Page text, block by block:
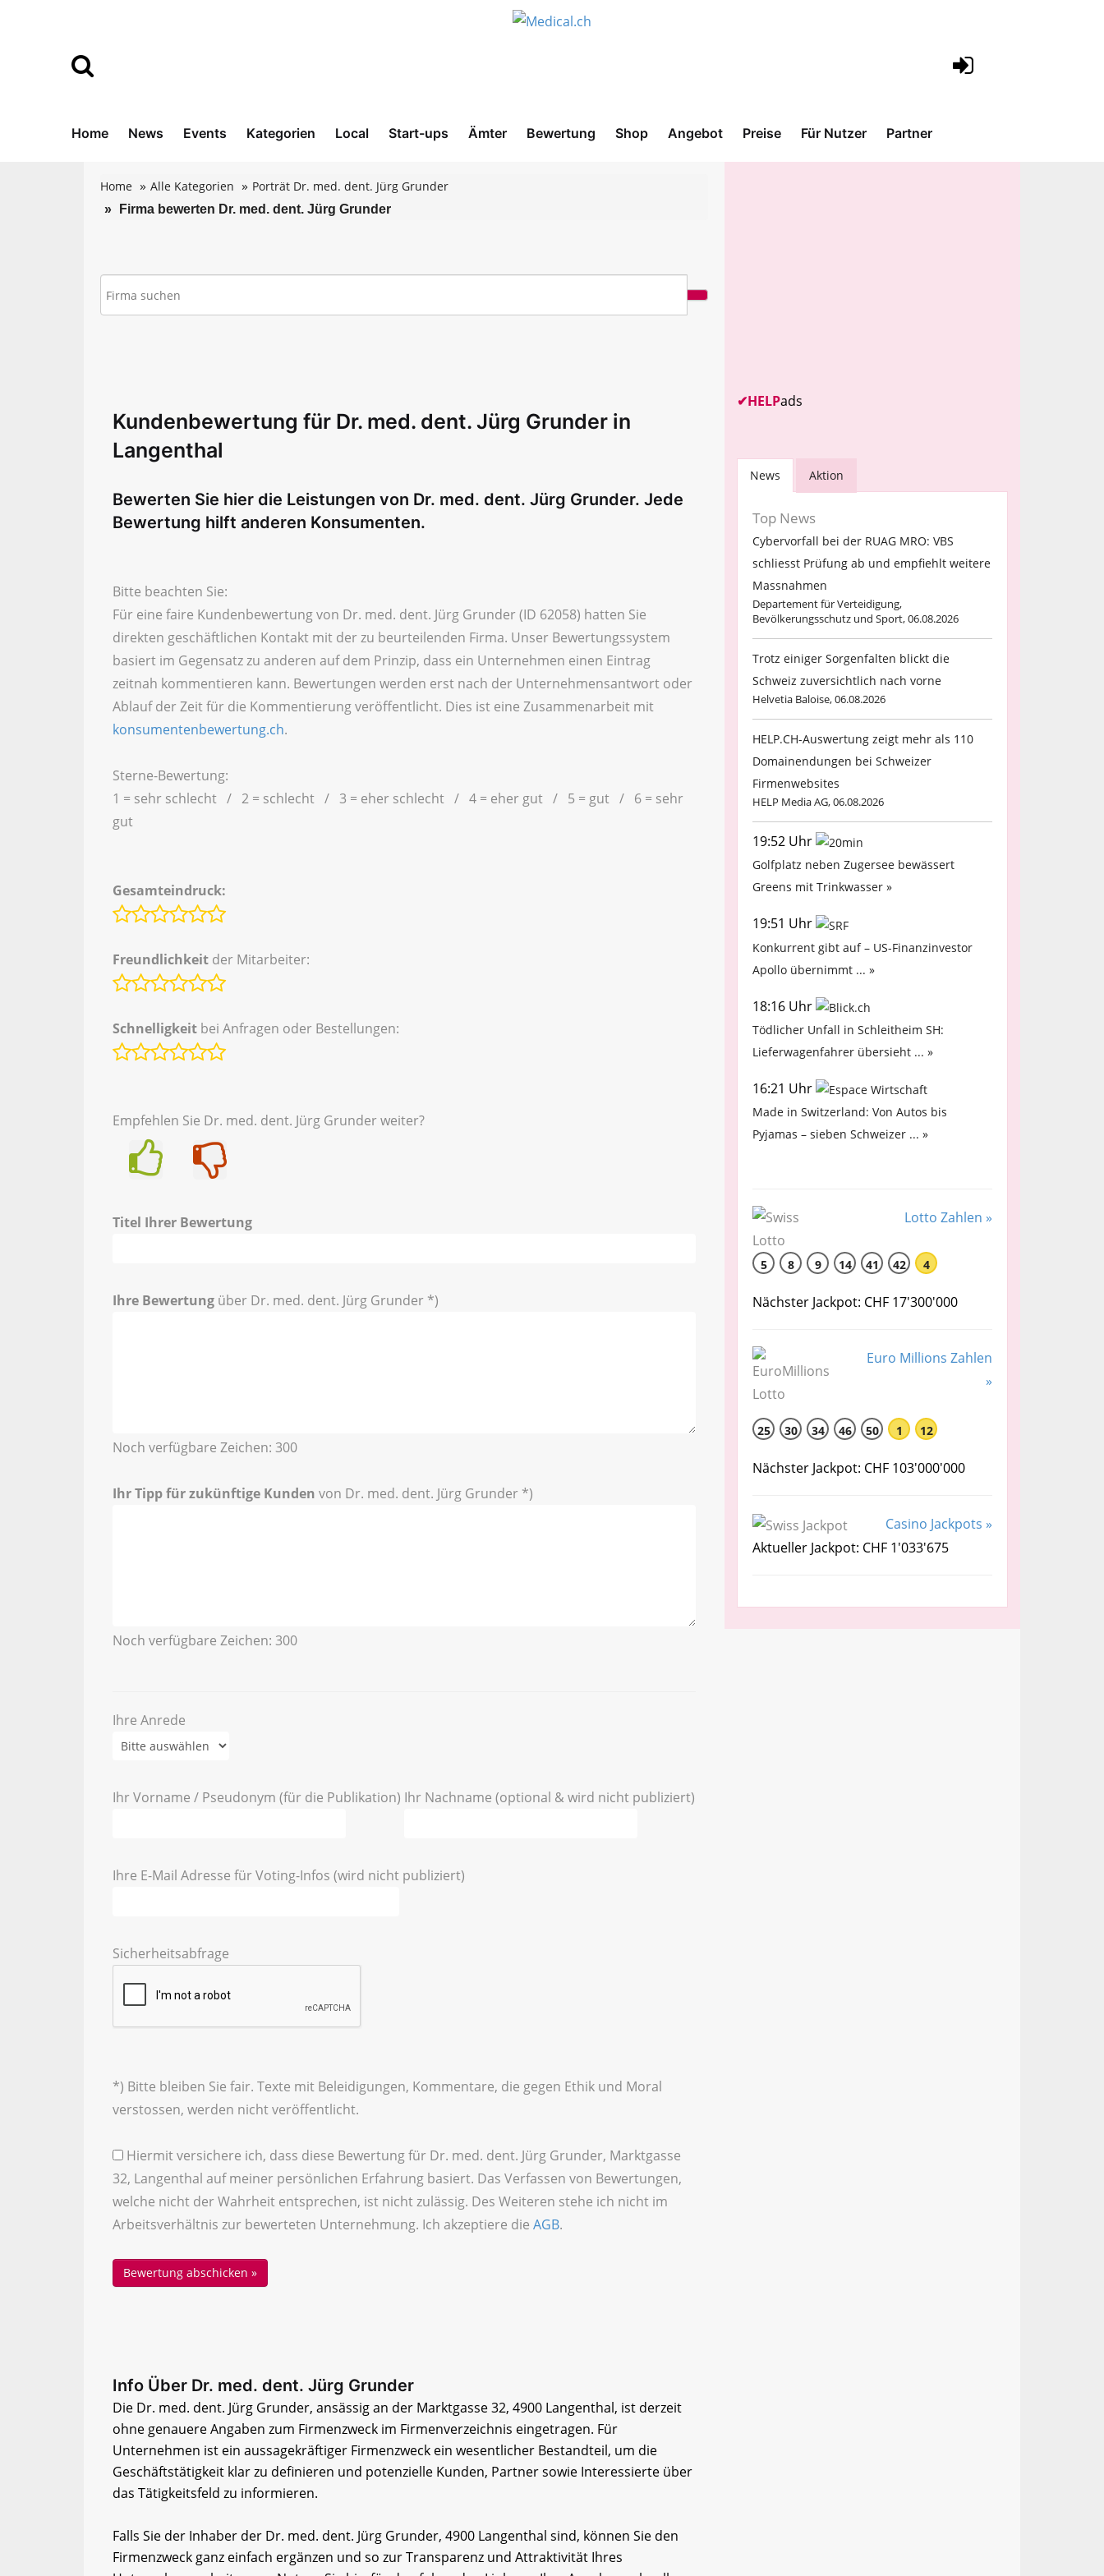
Home News Events Kategorien Local Start-ups Ämter Bewertung Shop Angebot Preise Für Nutzer Partner
Home Alle Kategorien Porträt Dr. med. dent. Jürg Grunder
Firma bewerten Dr. med. dent. Jürg Grunder
Kundenbewertung für Dr. med. dent. Jürg Grunder in
Langenthal
Bewerten Sie hier die Leistungen von Dr. med. dent. Jürg Grunder. Jede
Bewertung hilft anderen Konsumenten.
Bitte beachten Sie:
Für eine faire Kundenbewertung von Dr. med. dent. Jürg Grunder (ID 62058) hatten Sie
direkten geschäftlichen Kontakt mit der zu beurteilenden Firma. Unser Bewertungssystem
basiert im Gegensatz zu anderen auf dem Prinzip, dass ein Unternehmen einen Eintrag
zeitnah kommentieren kann. Bewertungen werden erst nach der Unternehmensantwort oder
Ablauf der Zeit für die Kommentierung veröffentlicht. Dies ist eine Zusammenarbeit mit
konsumentenbewertung.ch.
Sterne-Bewertung:
1 = sehr schlecht / 2 = schlecht / 3 = eher schlecht / 4 = eher gut / 5 = gut / 6 = sehr
gut
Gesamteindruck:
Freundlichkeit der Mitarbeiter:
Schnelligkeit bei Anfragen oder Bestellungen:
Empfehlen Sie Dr. med. dent. Jürg Grunder weiter?
Titel Ihrer Bewertung
Ihre Bewertung über Dr. med. dent. Jürg Grunder *)
Noch verfügbare Zeichen: 300
Ihr Tipp für zukünftige Kunden von Dr. med. dent. Jürg Grunder *)
Noch verfügbare Zeichen: 300
Ihre Anrede
Ihr Vorname / Pseudonym (für die Publikation) Ihr Nachname (optional & wird nicht publiziert)
Ihre E-Mail Adresse für Voting-Infos (wird nicht publiziert)
Sicherheitsabfrage
*) Bitte bleiben Sie fair. Texte mit Beleidigungen, Kommentare, die gegen Ethik und Moral
verstossen, werden nicht veröffentlicht.
Hiermit versichere ich, dass diese Bewertung für Dr. med. dent. Jürg Grunder, Marktgasse
32, Langenthal auf meiner persönlichen Erfahrung basiert. Das Verfassen von Bewertungen,
welche nicht der Wahrheit entsprechen, ist nicht zulässig. Des Weiteren stehe ich nicht im
Arbeitsverhältnis zur bewerteten Unternehmung. Ich akzeptiere die AGB.
Info Über Dr. med. dent. Jürg Grunder
Die Dr. med. dent. Jürg Grunder, ansässig an der Marktgasse 32, 4900 Langenthal, ist derzeit
ohne genauere Angaben zum Firmenzweck im Firmenverzeichnis eingetragen. Für
Unternehmen ist ein aussagekräftiger Firmenzweck ein wesentlicher Bestandteil, um die
Geschäftstätigkeit klar zu definieren und potenzielle Kunden, Partner sowie Interessierte über
das Tätigkeitsfeld zu informieren.
Falls Sie der Inhaber der Dr. med. dent. Jürg Grunder, 4900 Langenthal sind, können Sie den
Firmenzweck ganz einfach ergänzen und so zur Transparenz und Attraktivität Ihres
✔HELPads
News Aktion
Top News
Cybervorfall bei der RUAG MRO: VBS
schliesst Prüfung ab und empfiehlt weitere
Massnahmen
Departement für Verteidigung,
Bevölkerungsschutz und Sport, 06.08.2026
Trotz einiger Sorgenfalten blickt die
Schweiz zuversichtlich nach vorne
Helvetia Baloise, 06.08.2026
HELP.CH-Auswertung zeigt mehr als 110
Domainendungen bei Schweizer
Firmenwebsites
HELP Media AG, 06.08.2026
19:52 Uhr
Golfplatz neben Zugersee bewässert
Greens mit Trinkwasser »
19:51 Uhr
Konkurrent gibt auf – US-Finanzinvestor
Apollo übernimmt ... »
18:16 Uhr
Tödlicher Unfall in Schleitheim SH:
Lieferwagenfahrer übersieht ... »
16:21 Uhr
Made in Switzerland: Von Autos bis
Pyjamas – sieben Schweizer ... »
Lotto Zahlen »
5 8 9 14 41 42 4
Nächster Jackpot: CHF 17'300'000
Euro Millions Zahlen
»
25 30 34 46 50 1 12
Nächster Jackpot: CHF 103'000'000
Casino Jackpots »
Aktueller Jackpot: CHF 1'033'675